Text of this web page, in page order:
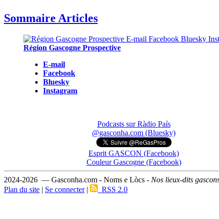
Sommaire Articles
Région Gascogne Prospective
E-mail
Facebook
Bluesky
Instagram
Podcasts sur Ràdio País
@gasconha.com (Bluesky)
Esprit GASCON (Facebook)
Couleur Gascogne (Facebook)
2024-2026 — Gasconha.com - Noms e Lòcs - Nos lieux-dits
Plan du site | Se connecter| RSS 2.0